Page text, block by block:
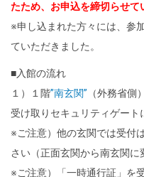
たため、お申込を締切らせて
※申し込まれた方々には、参
ていただきました。
■入館の流れ
１）１階”南玄関” （外務省側
受け取りセキュリティゲート
※ご注意）他の玄関では受付
さい（正面玄関から南玄関に
※ご注意）「一時通行証」を